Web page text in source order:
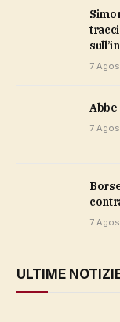
Simonetta Cesaroni, trentasei anni dopo una
7
7
Borse europee poco mosse, piazze asiatiche
7
ULTIME